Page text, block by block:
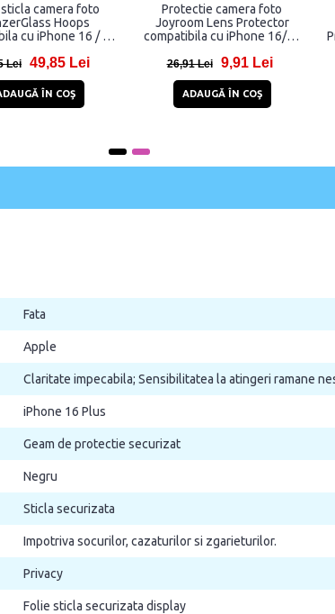
camera foto
Pro compatibila
16 / 16 Plus Black
Lei 13,86 Lei
ÎN COŞ
Rama protectie camera foto
HOFI Fullcam Pro pentru
iPhone 16 / 16 Plus Black
35,99 Lei 21,99 Lei
STOC EPUIZAT
Fata
Apple
Claritate impecabila; Sensibilitatea la atingeri ramane
iPhone 16 Plus
Geam de protectie securizat
Negru
Sticla securizata
Impotriva socurilor, cazaturilor si zgarieturilor.
Privacy
Folie sticla securizata display